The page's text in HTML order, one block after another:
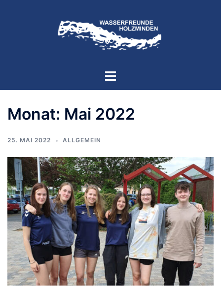
Menü
Monat: Mai 2022
25. MAI 2022 ALLGEMEIN